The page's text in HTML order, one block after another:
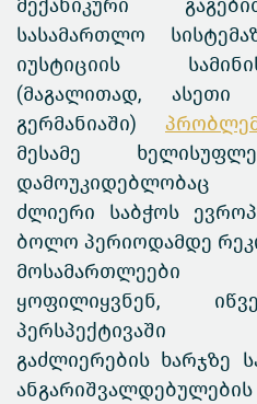
მექანიკური
სასამართლო
იუსტიციის
(მაგალითად,
გერმანიაში)
მესამე
დამოუკიდებლობაც
ძლიერი საბჭოს
ბოლო პერიოდამდე
მოსამართლეები
ყოფილიყვნენ,
პერსპექტივაში
გაძლიერების ხარჯზე